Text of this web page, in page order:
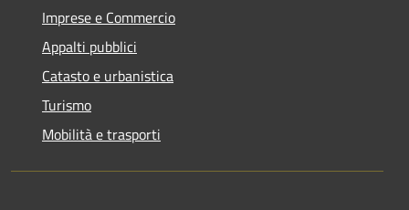
Imprese e Commercio
Appalti pubblici
Catasto e urbanistica
Turismo
Mobilità e trasporti